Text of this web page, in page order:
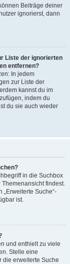
Beiträge deiner
ignorierst, dann
Liste der ignorierten
entfernen?
In jedem
zur Liste der
kannst du im
indem du
du sie auch wieder
in die Suchbox
findest.
Suche“-
ist.
und enthielt zu viele
Stelle eine
die erweiterte Suche